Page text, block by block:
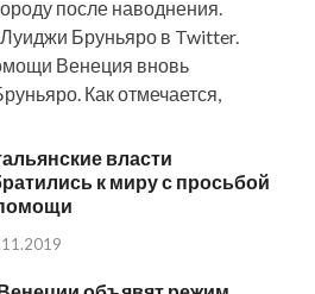
после наводнения.
Бруньяро в Twitter.
Венеция вновь
Как отмечается,
власти
к миру с просьбой